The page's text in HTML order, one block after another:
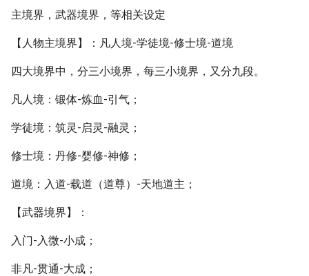
主境界，武器境界，等相关设定
【人物主境界】：凡人境-学徒境-修士境-道境
四大境界中，分三小境界，每三小境界，又分九段。
凡人境：锻体-炼血-引气；
学徒境：筑灵-启灵-融灵；
修士境：丹修-婴修-神修；
道境：入道-载道（道尊）-天地道主；
【武器境界】：
入门-入微-小成；
非凡-贯通-大成；